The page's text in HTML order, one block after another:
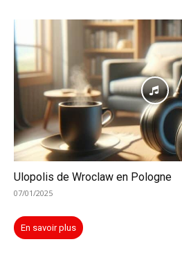
Ulopolis de Wroclaw en Pologne
07/01/2025
En savoir plus